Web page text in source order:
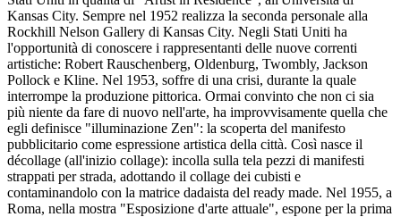
Kansas City. Sempre nel 1952 realizza la seconda personale alla
Rockhill Nelson Gallery di Kansas City. Negli Stati Uniti ha
l'opportunità di conoscere i rappresentanti delle nuove correnti
artistiche: Robert Rauschenberg, Oldenburg, Twombly, Jackson
Pollock e Kline. Nel 1953, soffre di una crisi, durante la quale
interrompe la produzione pittorica. Ormai convinto che non ci sia
più niente da fare di nuovo nell'arte, ha improvvisamente quella che
egli definisce "illuminazione Zen": la scoperta del manifesto
pubblicitario come espressione artistica della città. Così nasce il
décollage (all'inizio collage): incolla sulla tela pezzi di manifesti
strappati per strada, adottando il collage dei cubisti e
contaminandolo con la matrice dadaista del ready made. Nel 1955, a
Roma, nella mostra "Esposizione d'arte attuale", espone per la prima